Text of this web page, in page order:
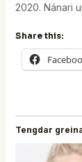
2020. Nánari
Share this:
Tengdar